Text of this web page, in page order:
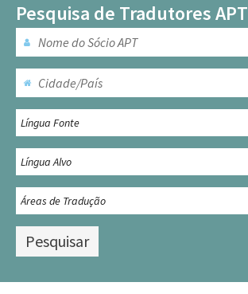
Pesquisa de Tradutores APT